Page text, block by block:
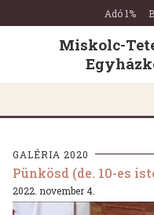
Miskolc-
Tetemvári
Református
Honlapja
Ugrás a tartalomra
Ugrás a láblécre
Adó 1%
Miskolc-
GALÉRIA 2020
Pünkösd (de. 10-es
2022. november 4.